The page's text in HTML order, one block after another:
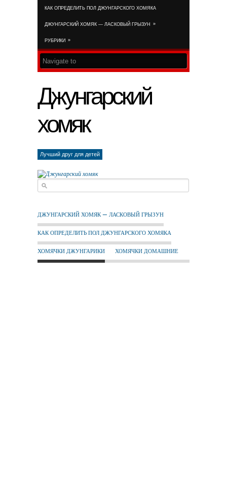
КАК ОПРЕДЕЛИТЬ ПОЛ ДЖУНГАРСКОГО ХОМЯКА
ДЖУНГАРСКИЙ ХОМЯК — ЛАСКОВЫЙ ГРЫЗУН »
РУБРИКИ »
Джунгарский
хомяк
Лучший друг для детей
ДЖУНГАРСКИЙ ХОМЯК — ЛАСКОВЫЙ ГРЫЗУН
КАК ОПРЕДЕЛИТЬ ПОЛ ДЖУНГАРСКОГО ХОМЯКА
ХОМЯЧКИ ДЖУНГАРИКИ ХОМЯЧКИ ДОМАШНИЕ